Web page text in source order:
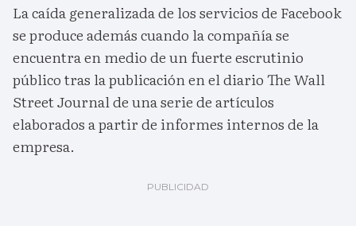
La caída generalizada de los servicios de Facebook
se produce además cuando la compañía se
encuentra en medio de un fuerte escrutinio
público tras la publicación en el diario The Wall
Street Journal de una serie de artículos
elaborados a partir de informes internos de la
empresa.